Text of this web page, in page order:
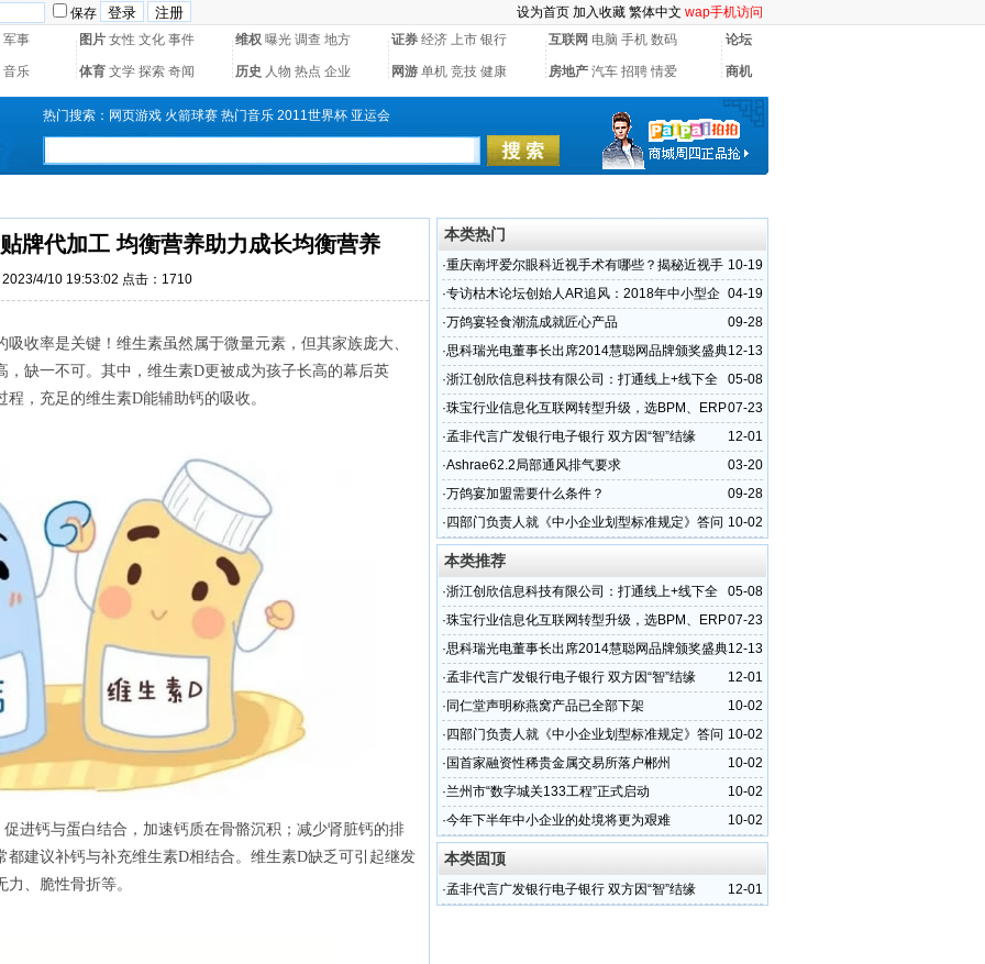
保存 设为首页 加入收藏 繁体中文 wap手机访问
军事
图片 女性 文化 事件 维权 曝光 调查 地方 证券 经济 上市 银行 互联网 电脑 手机 数码 论坛
音乐 体育 文学 探索 奇闻 历史 人物 热点 企业 网游 单机 竞技 健康 房地产 汽车 招聘 情爱 商机
热门搜索： 网页游戏 火箭球赛 热门音乐 2011世界杯 亚运会
牌代加工 均衡营养助力成长均衡营养
4/10 19:53:02 点击：1710
收率是关键！维生素虽然属于微量元素，但其家族庞大、
缺一不可。其中，维生素D更被成为孩子长高的幕后英
，充足的维生素D能辅助钙的吸收。
进钙与蛋白结合，加速钙质在骨骼沉积；减少肾脏钙的排
建议补钙与补充维生素D相结合。维生素D缺乏可引起继发
、脆性骨折等。
本类热门
10-19
·重庆南坪爱尔眼科近视手术有哪些？揭秘近视手
术怎么选
04-19
·专访枯木论坛创始人AR追风：2018年中小型企
业如何参与互联网浪
09-28
·万鸽宴轻食潮流成就匠心产品
12-13
·思科瑞光电董事长出席2014慧聪网品牌颁奖盛典
（组图）
05-08
·浙江创欣信息科技有限公司：打通线上+线下全
渠道的优势所在
07-23
·珠宝行业信息化互联网转型升级，选BPM、ERP
还是CRM？
12-01
·孟非代言广发银行电子银行 双方因“智”结缘
03-20
·Ashrae62.2局部通风排气要求
09-28
·万鸽宴加盟需要什么条件？
10-02
· 四部门负责人就《中小企业划型标准规定》答问
本类推荐
05-08
·浙江创欣信息科技有限公司：打通线上+线下全
渠道的优势所在
07-23
·珠宝行业信息化互联网转型升级，选BPM、ERP
还是CRM？
12-13
·思科瑞光电董事长出席2014慧聪网品牌颁奖盛典
（组图）
12-01
·孟非代言广发银行电子银行 双方因“智”结缘
10-02
· 同仁堂声明称燕窝产品已全部下架
10-02
· 四部门负责人就《中小企业划型标准规定》答问
10-02
· 国首家融资性稀贵金属交易所落户郴州
10-02
·兰州市“数字城关133工程”正式启动
10-02
·今年下半年中小企业的处境将更为艰难
本类固顶
12-01
·孟非代言广发银行电子银行 双方因“智”结缘